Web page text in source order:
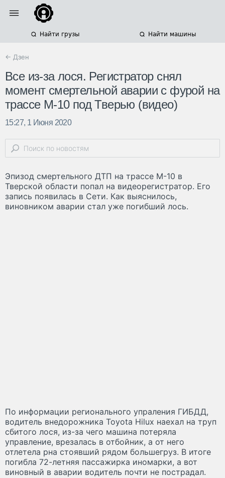
Найти грузы Найти машины
← Дзен
Все из-за лося. Регистратор снял
момент смертельной аварии с фурой на
трассе М-10 под Тверью (видео)
15:27, 1 Июня 2020
Эпизод смертельного ДТП на трассе М-10 в
Тверской области попал на видеорегистратор. Его
запись появилась в Сети. Как выяснилось,
виновником аварии стал уже погибший лось.
По информации регионального упраления ГИБДД,
водитель внедорожника Toyota Hilux наехал на труп
сбитого лося, из-за чего машина потеряла
управление, врезалась в отбойник, а от него
отлетела рна стоявший рядом большегруз. В итоге
погибла 72-летняя пассажирка иномарки, а вот
виновный в аварии водитель почти не пострадал.